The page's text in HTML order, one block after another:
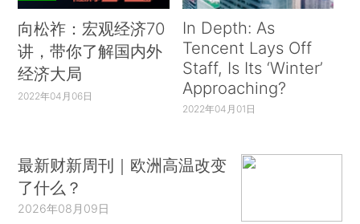
向松祚：宏观经济70
讲，带你了解国内外
经济大局
2022年04月06日
In Depth: As
Tencent Lays Off
Staff, Is Its ‘Winter’
Approaching?
2022年04月01日
最新财新周刊｜欧洲高温改变
了什么？
2026年08月09日